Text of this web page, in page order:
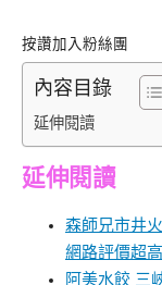
按讚加入粉絲團
內容目錄
延伸閱讀
延伸閱讀
森師兄市井
網路評價超
阿美水餃 三